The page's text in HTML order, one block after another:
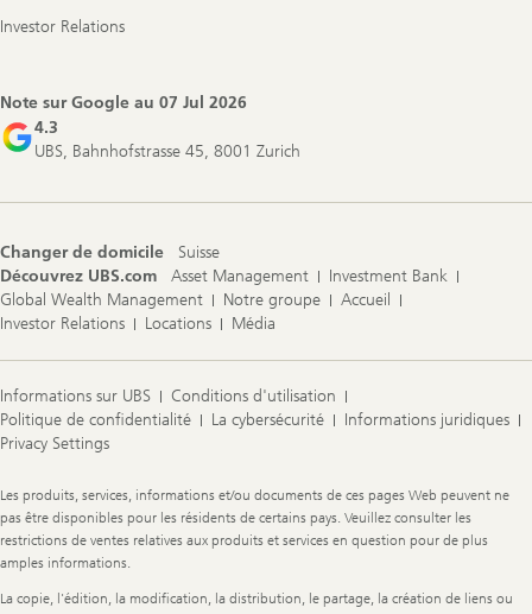
Investor Relations
Note sur Google au 07 Jul 2026
4.3
UBS, Bahnhofstrasse 45, 8001 Zurich
Changer de domicile
Suisse
Découvrez UBS.com
Asset Management
Investment Bank
Global Wealth Management
Notre groupe
Accueil
Investor Relations
Locations Média
Informations sur UBS
Conditions d'utilisation
Politique de confidentialité
La cybersécurité
Informations juridiques
Privacy Settings
Legal
Information
Les produits, services, informations et/ou documents de ces pages Web peuvent ne
pas être disponibles pour les résidents de certains pays. Veuillez consulter les
restrictions de ventes relatives aux produits et services en question pour de plus
amples informations.
La copie, l'édition, la modification, la distribution, le partage, la création de liens ou